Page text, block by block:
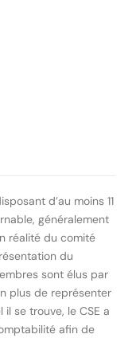
d’au moins 11
généralement
réalité du comité
du
sont élus par
plus de représenter
se trouve, le CSE a
afin de